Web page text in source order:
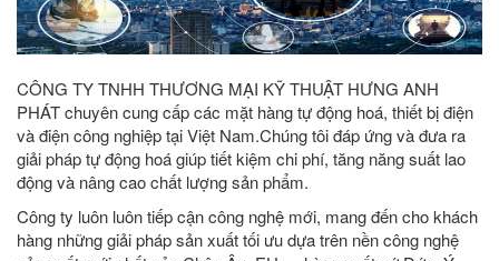
CÔNG TY TNHH THƯƠNG MẠI KỸ THUẬT HƯNG ANH
PHÁT chuyên cung cấp các mặt hàng tự động hoá, thiết bị điện
và điện công nghiệp tại Việt Nam.Chúng tôi đáp ứng và đưa ra
giải pháp tự động hoá giúp tiết kiệm chi phí, tăng năng suất lao
động và nâng cao chất lượng sản phẩm.
Công ty luôn luôn tiếp cận công nghệ mới, mang đến cho khách
hàng những giải pháp sản xuất tối ưu dựa trên nền công nghệ